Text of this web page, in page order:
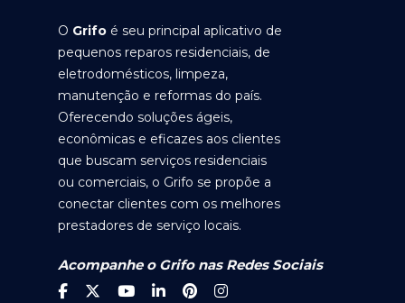
O Grifo é seu principal aplicativo de
pequenos reparos residenciais, de
eletrodomésticos, limpeza,
manutenção e reformas do país.
Oferecendo soluções ágeis,
econômicas e eficazes aos clientes
que buscam serviços residenciais
ou comerciais, o Grifo se propõe a
conectar clientes com os melhores
prestadores de serviço locais.
Acompanhe o Grifo nas Redes Sociais